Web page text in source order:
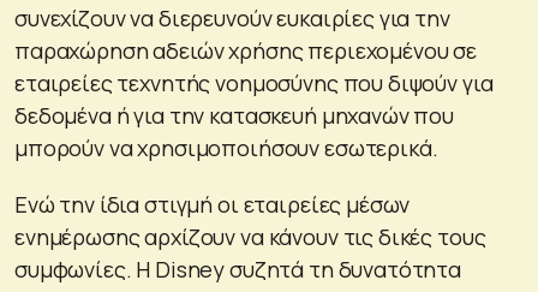
συνεχίζουν να διερευνούν ευκαιρίες για την
παραχώρηση αδειών χρήσης περιεχομένου σε
εταιρείες τεχνητής νοημοσύνης που διψούν για
δεδομένα ή για την κατασκευή μηχανών που
μπορούν να χρησιμοποιήσουν εσωτερικά.
Ενώ την ίδια στιγμή οι εταιρείες μέσων
ενημέρωσης αρχίζουν να κάνουν τις δικές τους
συμφωνίες. Η Disney συζητά τη δυνατότητα